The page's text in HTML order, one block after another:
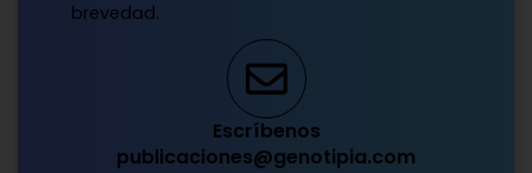
brevedad.
Escríbenos
publicaciones@genotipia.com